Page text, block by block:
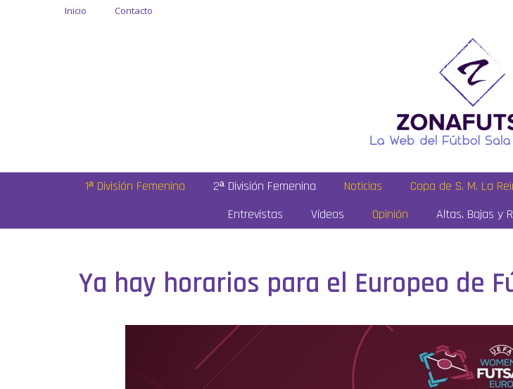
Inicio Contacto
1ª División Femenina 2ª División Femenina Noticias Copa de S. M. La
Entrevistas
Vídeos Opinión Altas, Bajas y
Ya hay horarios para el Europeo de